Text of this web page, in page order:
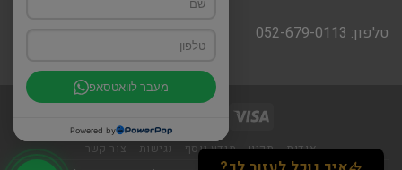
טלפון: 052-679-0113
אודות תקנון מידע נוסף נגישות צור קשר
מעבר לוואטסאפ
Powered by